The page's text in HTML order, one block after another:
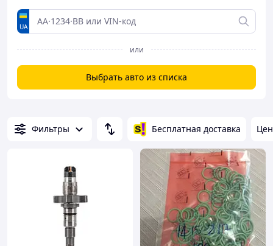
UA
или
Выбрать авто из списка
Фильтры Бесплатная доставка